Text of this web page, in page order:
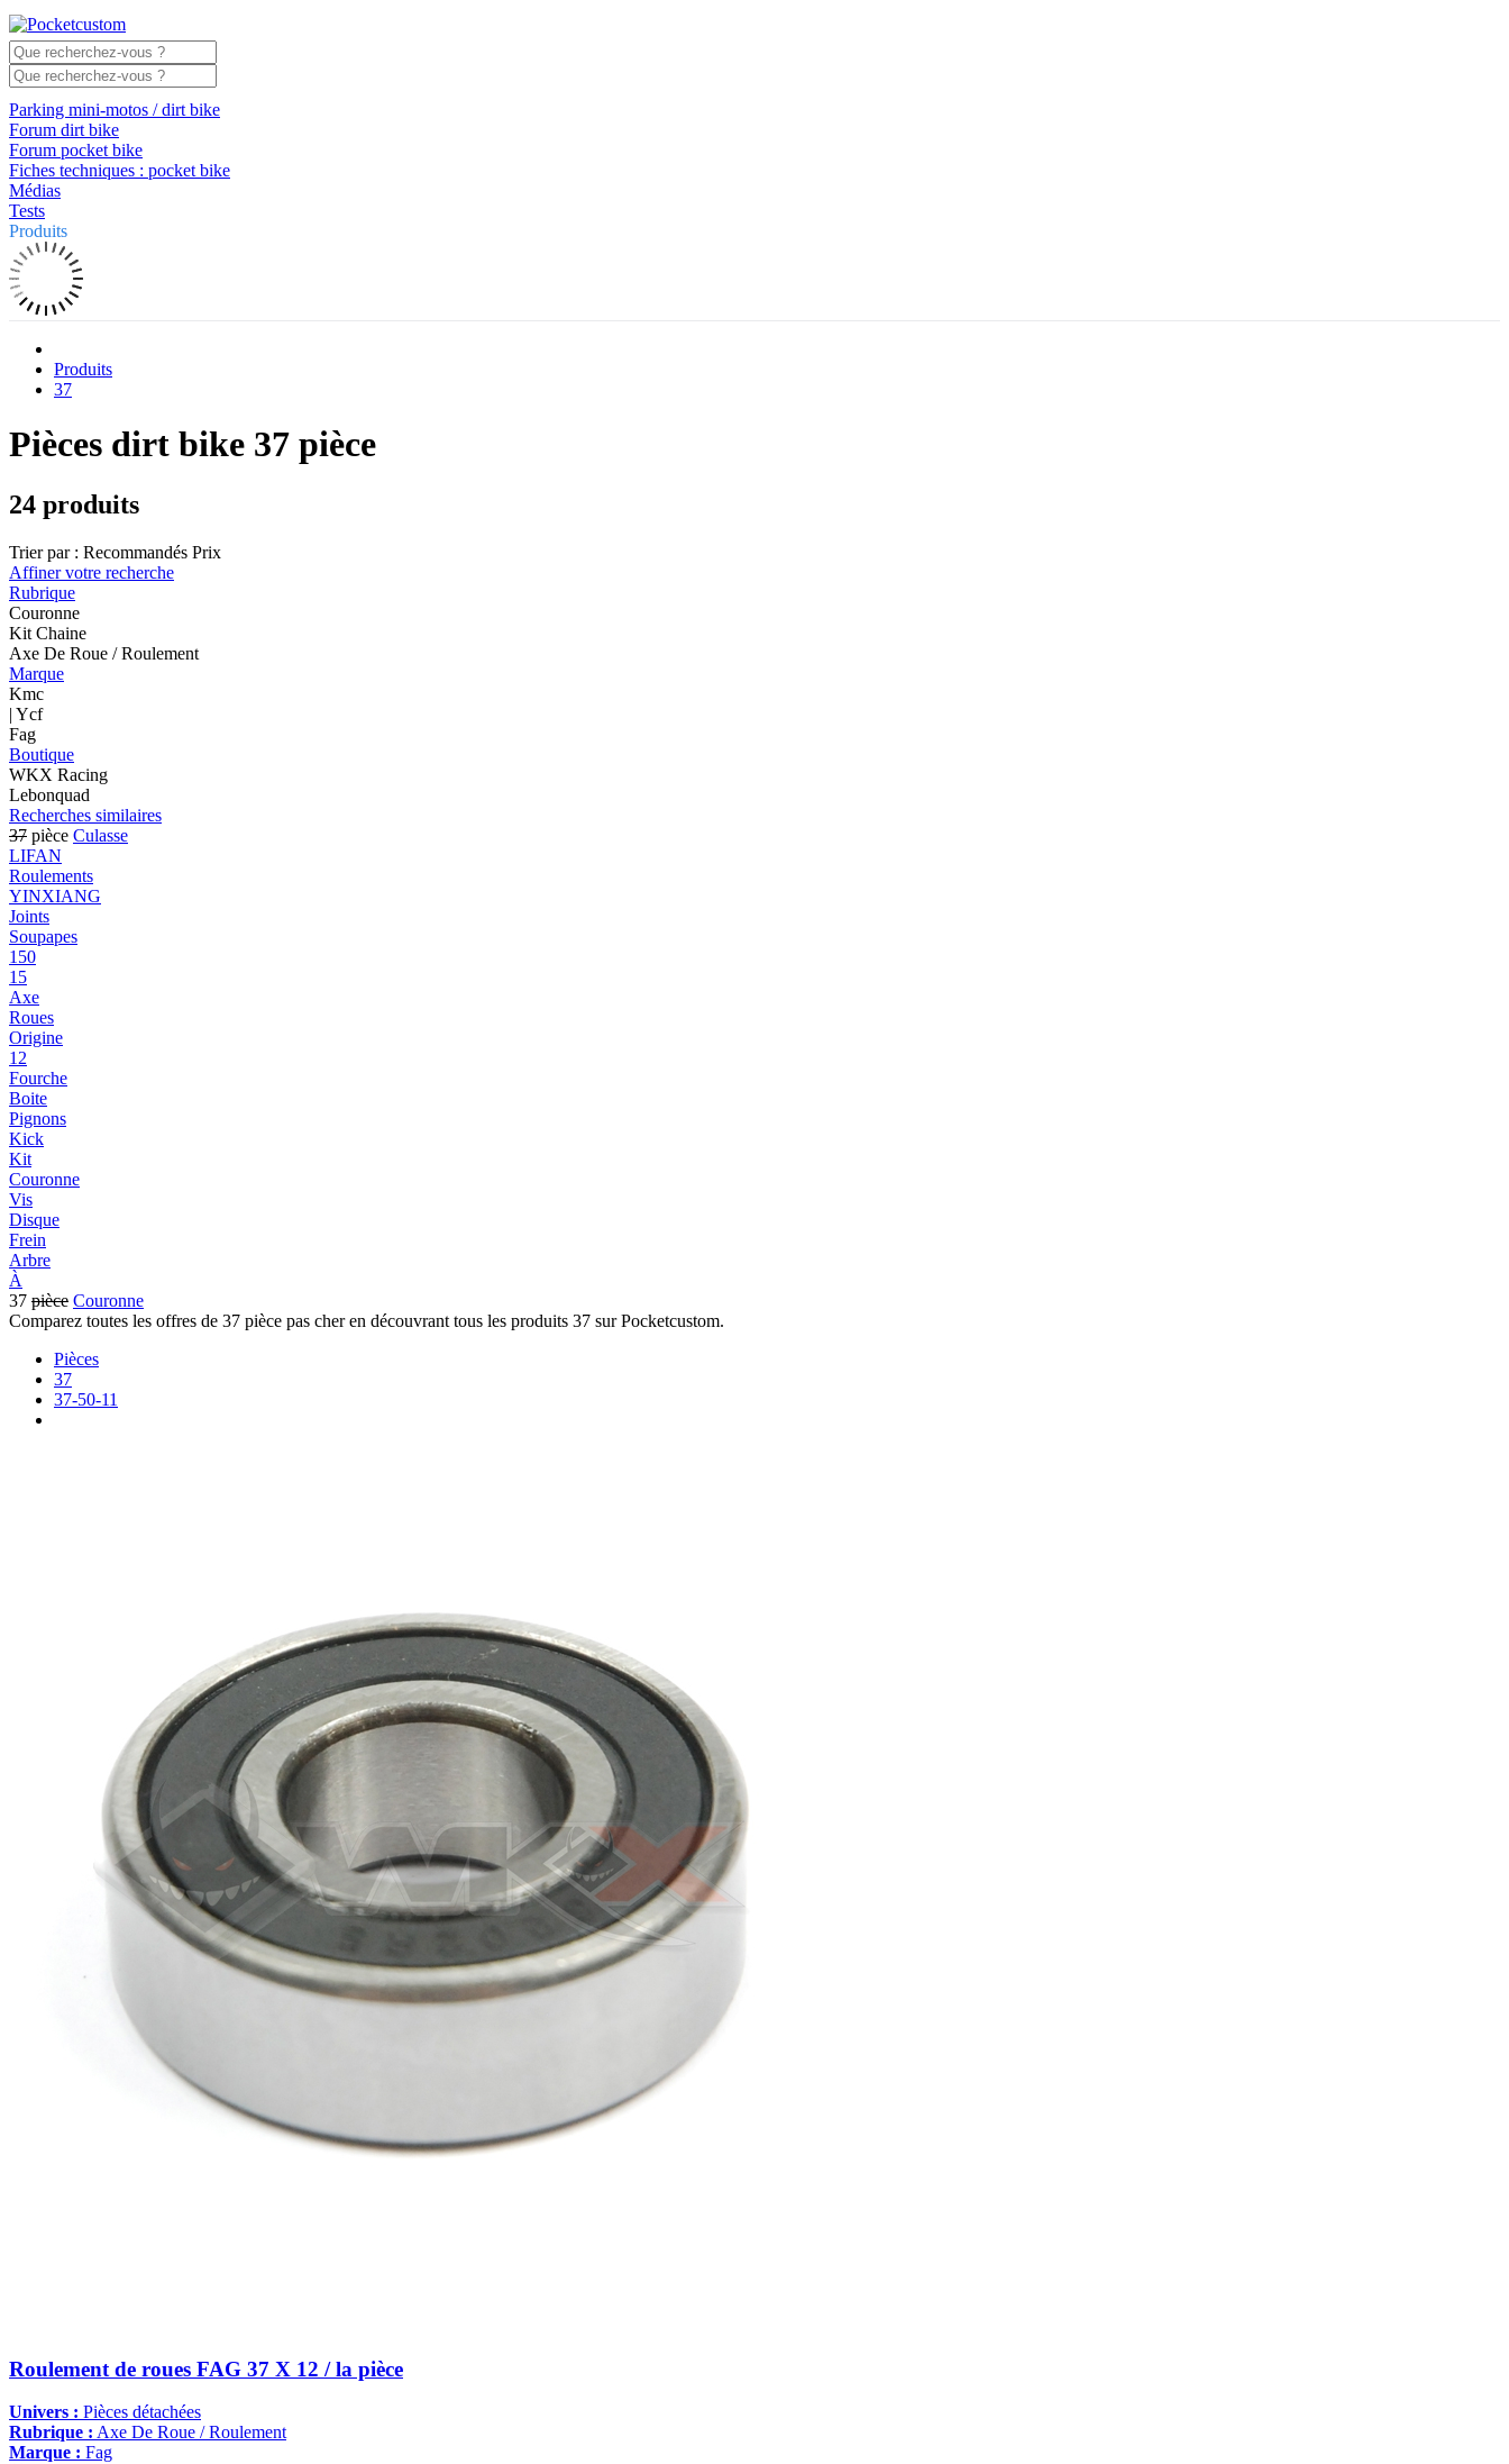
Parking mini-motos / dirt bike
Forum dirt bike
Forum pocket bike
Fiches techniques : pocket bike
Médias
Tests
Produits
Produits
37
Pièces dirt bike 37 pièce
24 produits
Trier par : Recommandés Prix
Affiner votre recherche
Rubrique
Couronne
Kit Chaine
Axe De Roue / Roulement
Marque
Kmc
| Ycf
Fag
Boutique
WKX Racing
Lebonquad
Recherches similaires
37 pièce Culasse
LIFAN
Roulements
YINXIANG
Joints
Soupapes
150
15
Axe
Roues
Origine
12
Fourche
Boite
Pignons
Kick
Kit
Couronne
Vis
Disque
Frein
Arbre
À
37 pièce Couronne
Comparez toutes les offres de 37 pièce pas cher en découvrant tous les produits 37 sur Pocketcustom.
Pièces
37
37-50-11
Roulement de roues FAG 37 X 12 / la pièce
Univers : Pièces détachées
Rubrique : Axe De Roue / Roulement
Marque : Fag